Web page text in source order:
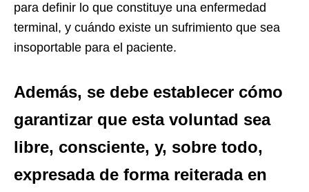
para definir lo que constituye una enfermedad
terminal, y cuándo existe un sufrimiento que sea
insoportable para el paciente.
Además, se debe establecer cómo
garantizar que esta voluntad sea
libre, consciente, y, sobre todo,
expresada de forma reiterada en